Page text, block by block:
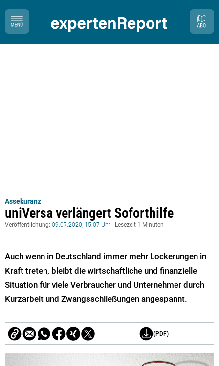
Assekuranz
uniVersa verlängert Soforthilfe
Veröffentlichung: 09.07.2020, 15:07 Uhr - Lesezeit 1 Minuten
Auch wenn in Deutschland immer mehr Lockerungen in
Kraft treten, bleibt die wirtschaftliche und finanzielle
Situation für viele Verbraucher und Unternehmer durch
Kurzarbeit und Zwangsschließungen angespannt.
(PDF)